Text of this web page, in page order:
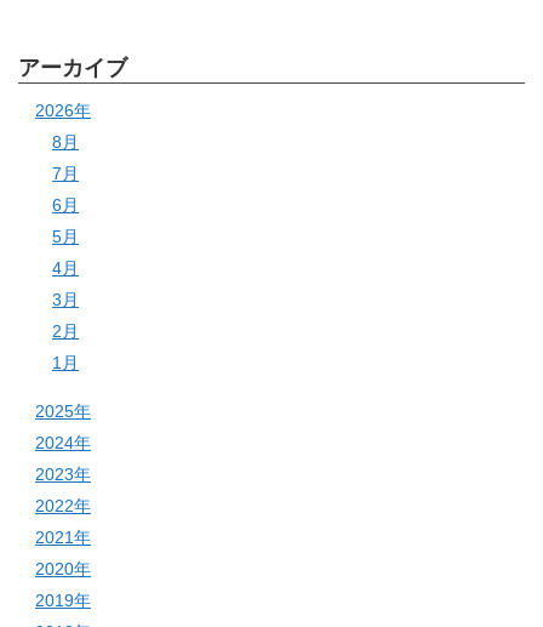
アーカイブ
2026年
8月
7月
6月
5月
4月
3月
2月
1月
2025年
2024年
2023年
2022年
2021年
2020年
2019年